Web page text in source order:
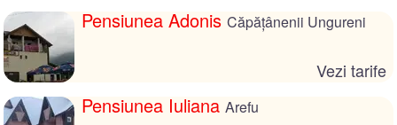
Pensiunea Adonis Căpățânenii Ungureni
Vezi tarife
Pensiunea Iuliana Arefu